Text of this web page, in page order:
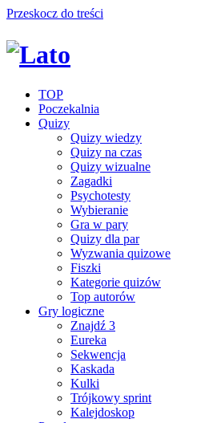
Przeskocz do treści
TOP
Poczekalnia
Quizy
Quizy wiedzy
Quizy na czas
Quizy wizualne
Zagadki
Psychotesty
Wybieranie
Gra w pary
Quizy dla par
Wyzwania quizowe
Fiszki
Kategorie quizów
Top autorów
Gry logiczne
Znajdź 3
Eureka
Sekwencja
Kaskada
Kulki
Trójkowy sprint
Kalejdoskop